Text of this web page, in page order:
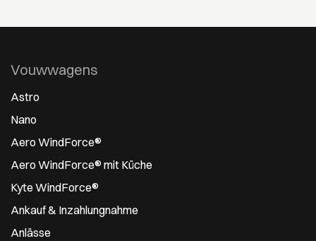
Vouwwagens
Astro
Nano
Aero WindForce®
Aero WindForce® mit Küche
Kyte WindForce®
Ankauf & Inzahlungnahme
Anlässe